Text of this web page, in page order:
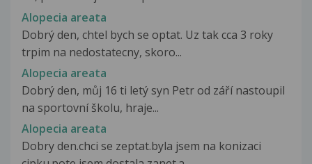
Alopecia areata
Dobrý den, chtel bych se optat. Uz tak cca 3 roky
trpim na nedostatecny, skoro...
Alopecia areata
Dobrý den, můj 16 ti letý syn Petr od září nastoupil
na sportovní školu, hraje...
Alopecia areata
Dobry den.chci se zeptat.byla jsem na konizaci